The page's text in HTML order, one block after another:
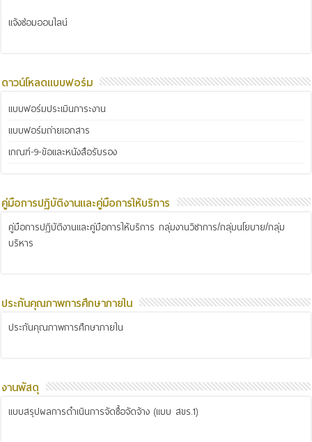
แจ้งซ่อมออนไลน์
ดาวน์โหลดแบบฟอร์ม
แบบฟอร์มประเมินภาระงาน
แบบฟอร์มถ่ายเอกสาร
เกณฑ์-9-ข้อและหนังสือรับรอง
คู่มือการปฏิบัติงานและคู่มือการให้บริการ
คู่มือการปฏิบัติงานและคู่มือการให้บริการ กลุ่มงานวิชาการ/กลุ่มนโยบาย/กลุ่ม
บริหาร
ประกันคุณภาพการศึกษาภายใน
ประกันคุณภาพการศึกษาภายใน
งานพัสดุ
แบบสรุปผลการดำเนินการจัดซื้อจัดจ้าง (แบบ สขร.1)